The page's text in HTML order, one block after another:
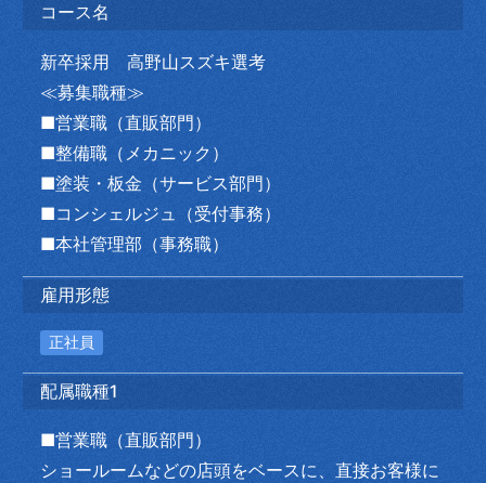
コース名
新卒採用 高野山スズキ選考
≪募集職種≫
■営業職（直販部門）
■整備職（メカニック）
■塗装・板金（サービス部門）
■コンシェルジュ（受付事務）
■本社管理部（事務職）
雇用形態
正社員
配属職種1
■営業職（直販部門）
ショールームなどの店頭をベースに、直接お客様に